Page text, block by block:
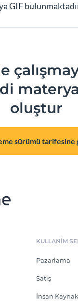
GIF
oluştur
sürümü tarifesine
KULLANIM
Pazarlama
Satış
İnsan